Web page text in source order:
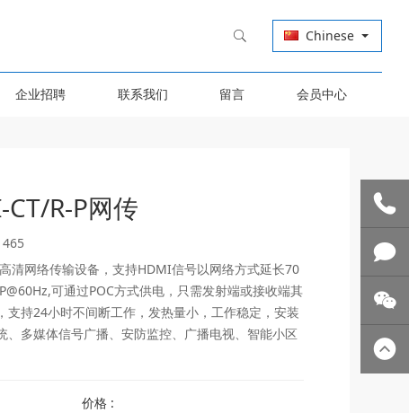
Chinese
企业招聘 联系我们 留言 会员中心
R-P网传
清网络传输设备，支持HDMI信号以网络方式延长70
可通过POC方式供电，只需发射端或接收端其
支持24小时不间断工作，发热量小，工作稳定，安装
、多媒体信号广播、安防监控、广播电视、智能小区
价格 :
联系我
技术支
关注微